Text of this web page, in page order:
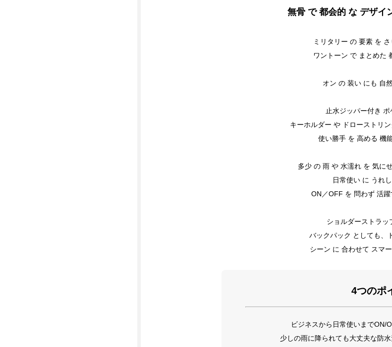
無骨 で 都会的 な デザイ
ミリタリー の 要素 を
ワントーン で まとめた
オン の 装い にも 自
止水ジッパー付き
キーホルダー や ドローストリ
使い勝手 を 高める 機
多少 の 雨 や 水濡れ を 気に
日常使い に うれ
ON／OFF を 問わず 活躍
ショルダーストラッ
バックパック としても、
シーン に 合わせて スマ
4つのポ
ビジネスから日常使いまでON/
少しの雨に降られても大丈夫な防